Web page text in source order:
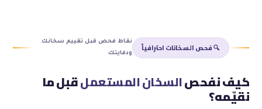
🔍 فحص السخانات احترافياً
نقاط فحص قبل تقييم سخانك
ودفايتك
كيف نفحصالسخان المستعملقبل ما
نقيّمه؟